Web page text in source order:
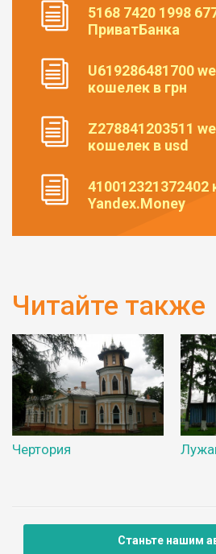
5168 7420 1998
ПриватБанка
U619286481700
кошелек в грн
Z278841203511
кошелек в usd
Yandex.Money
Читайте также
Чертория
Станьте нашим